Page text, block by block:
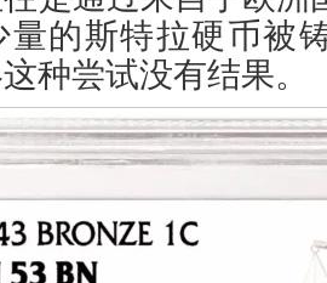
量的斯特拉硬币被
种尝试没有结果。